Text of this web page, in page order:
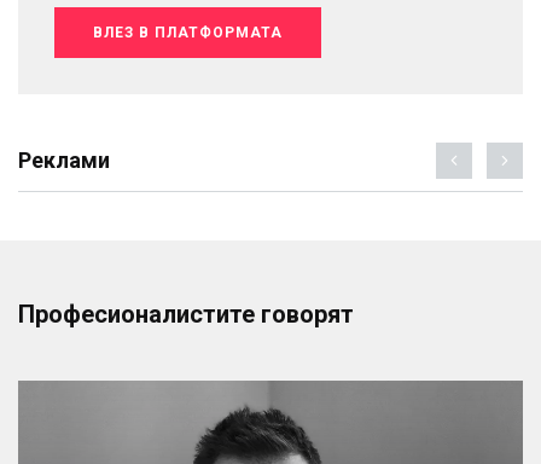
ВЛЕЗ В ПЛАТФОРМАТА
Реклами
Професионалистите говорят